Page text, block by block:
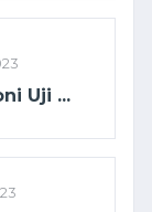
Uji ...